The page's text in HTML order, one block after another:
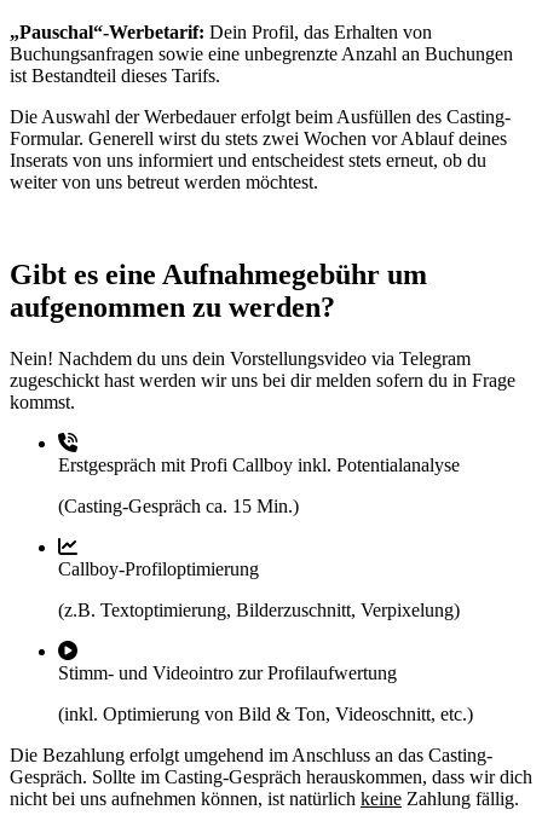
„Pauschal“-Werbetarif: Dein Profil, das Erhalten von
Buchungsanfragen sowie eine unbegrenzte Anzahl an Buchungen
ist Bestandteil dieses Tarifs.
Die Auswahl der Werbedauer erfolgt beim Ausfüllen des Casting-
Formular. Generell wirst du stets zwei Wochen vor Ablauf deines
Inserats von uns informiert und entscheidest stets erneut, ob du
weiter von uns betreut werden möchtest.
Gibt es eine Aufnahmegebühr um
aufgenommen zu werden?
Nein! Nachdem du uns dein Vorstellungsvideo via Telegram
zugeschickt hast werden wir uns bei dir melden sofern du in Frage
kommst.
Erstgespräch mit Profi Callboy inkl. Potentialanalyse
(Casting-Gespräch ca. 15 Min.)
Callboy-Profiloptimierung
(z.B. Textoptimierung, Bilderzuschnitt, Verpixelung)
Stimm- und Videointro zur Profilaufwertung
(inkl. Optimierung von Bild & Ton, Videoschnitt, etc.)
Die Bezahlung erfolgt umgehend im Anschluss an das Casting-
Gespräch. Sollte im Casting-Gespräch herauskommen, dass wir dich
nicht bei uns aufnehmen können, ist natürlich keine Zahlung fällig.